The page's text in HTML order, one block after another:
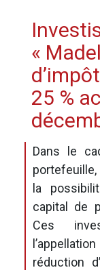
«
25 %
Dans le
la
capital de
Ces
réduction